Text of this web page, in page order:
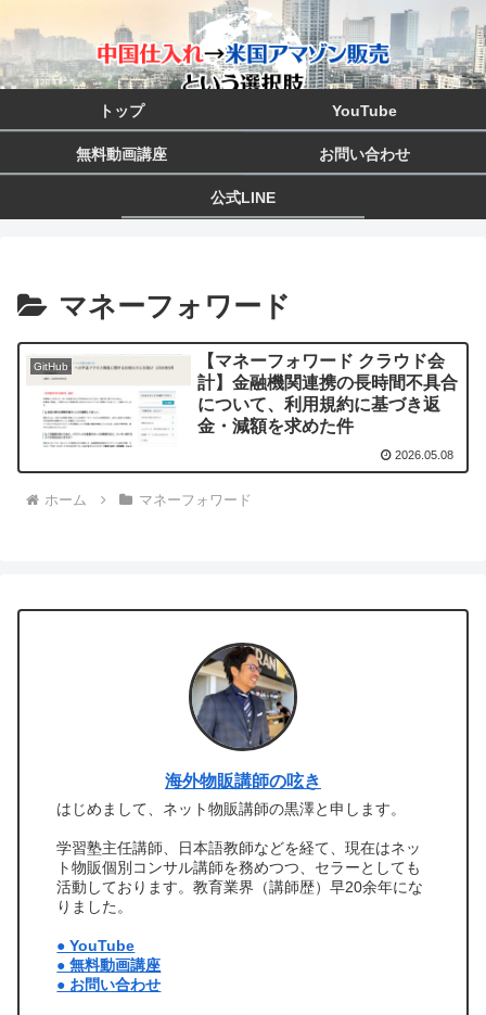
トップ YouTube
無料動画講座 お問い合わせ
公式LINE
マネーフォワード
GitHub
【マネーフォワード クラウド会
計】金融機関連携の長時間不具合
について、利用規約に基づき返
金・減額を求めた件
2026.05.08
ホーム マネーフォワード
海外物販講師の呟き
はじめまして、ネット物販講師の黒澤と申します。
学習塾主任講師、日本語教師などを経て、現在はネッ
ト物販個別コンサル講師を務めつつ、セラーとしても
活動しております。教育業界（講師歴）早20余年にな
りました。
● YouTube
● 無料動画講座
● お問い合わせ